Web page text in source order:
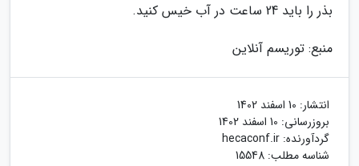
بذر را باید 24 ساعت در آب خیس کنید.
منبع: توریسم آنلاین
انتشار: 10 اسفند 1402
بروزرسانی: 10 اسفند 1402
گردآورنده: hecaconf.ir
شناسه مطلب: 15548